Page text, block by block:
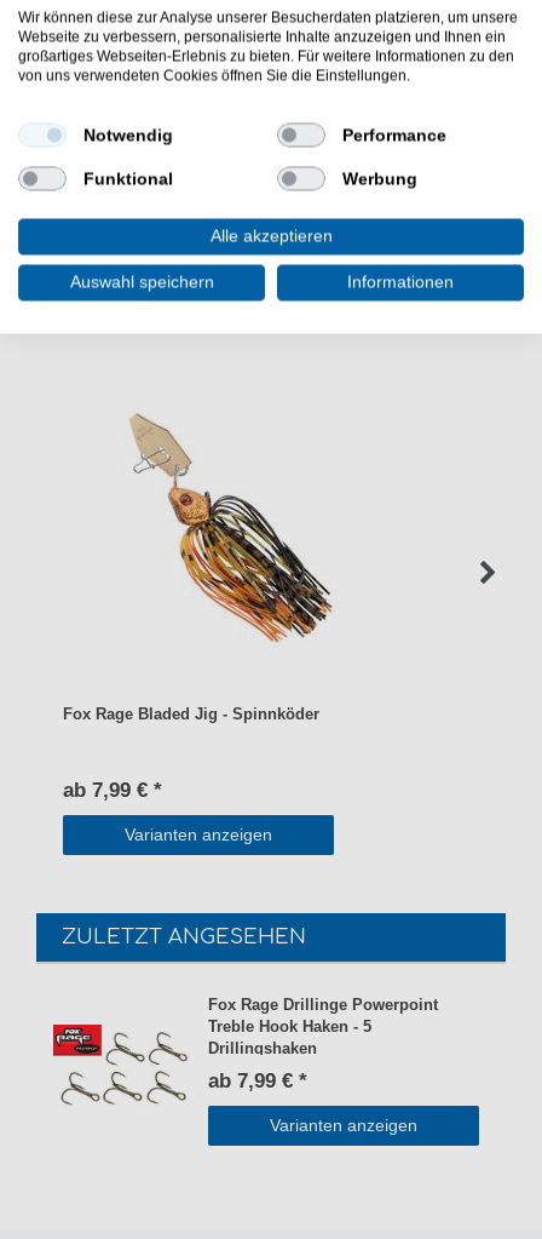
scharfe, krallenförmige Spitze die gut im
Fischmaul greift
Lieferumfang: 5 Haken in der gewählten Größe
Raubfischhaken. Diese Drillingshaken sind sehr spitz.
WEITERE INTERESSANTE ARTIKEL
Fox Rage Bladed Jig - Spinnköder
ab 7,99 € *
Varianten anzeigen
ZULETZT ANGESEHEN
Fox Rage Drillinge Powerpoint
Treble Hook Haken - 5
Drillingshaken
ab 7,99 € *
Varianten anzeigen
Wir können diese zur Analyse unserer Besucherdaten platzieren, um unsere
Webseite zu verbessern, personalisierte Inhalte anzuzeigen und Ihnen ein
großartiges Webseiten-Erlebnis zu bieten. Für weitere Informationen zu den
von uns verwendeten Cookies öffnen Sie die Einstellungen.
Notwendig Performance
Funktional Werbung
Alle akzeptieren
Auswahl speichern Informationen